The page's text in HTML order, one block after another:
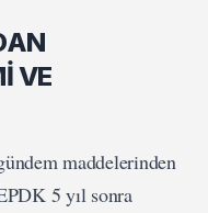
VE
maddelerinden
5 yıl sonra